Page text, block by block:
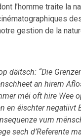
l’homme traite la
gestion de la
däitsch: “Die
an hirem
méi oft hire Wee
en éischter negatiivt
vum
sech d’Referente